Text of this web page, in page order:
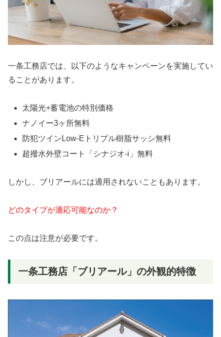
一条工務店では、以下のようなキャンペーンを実施してい
ることがあります。
太陽光+蓄電池の特別価格
ナノイー3ヶ所無料
防犯ツインLow-Eトリプル樹脂サッシ無料
超撥水外壁コート「シナジオ-i」無料
しかし、ブリアールには適用されないこともあります。
どのタイプが適応可能なのか？
この点は注意が必要です。
一条工務店「ブリアール」の外観的特徴